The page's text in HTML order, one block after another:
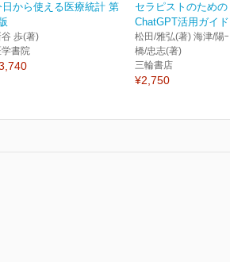
日から使える医療統計 第
谷 歩(著)
学書院
セラピストのための
ChatGPT活用ガイ
松田/雅弘(著) 海津/陽
橋/忠志(著)
三輪書店
¥2,750